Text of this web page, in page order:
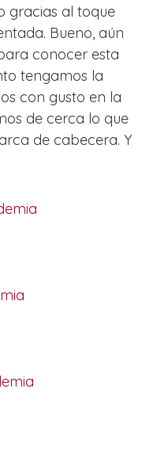
gracias al toque
Bueno, aún
conocer esta
tengamos la
con gusto en la
de cerca lo que
de cabecera. Y